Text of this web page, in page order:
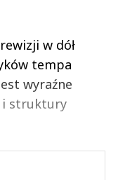
w dół
tempa
wyraźne
i struktury